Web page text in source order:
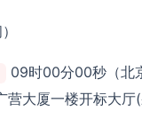
09时00分00秒（北
营大厦一楼开标大厅